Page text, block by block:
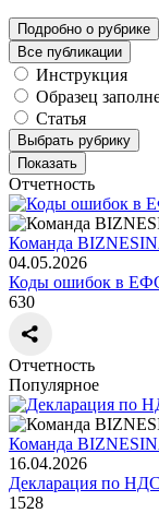
Подробно о рубрике
Все публикации
Инструкция
Образец
Статья
Выбрать рубрику
Показать
Отчетность
Команда
04.05.2026
Коды ошибок в
630
Отчетность
Популярное
Команда
16.04.2026
Декларация по НДС
1528